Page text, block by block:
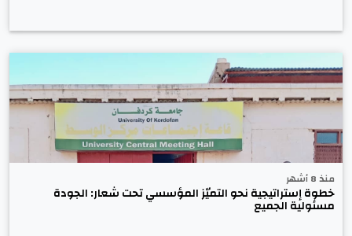
منذ 8 أشهر
خطوة إستراتيجية نحو التميّز المؤسسي تحت شعار: الجودة
مسئولية الجميع